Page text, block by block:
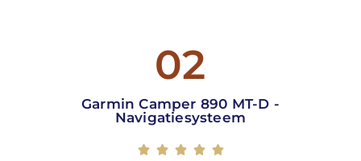
02
Garmin Camper 890 MT-D -
Navigatiesysteem
    